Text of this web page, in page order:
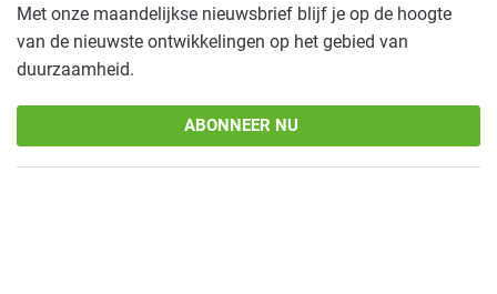
Met onze maandelijkse nieuwsbrief blijf je op de hoogte
van de nieuwste ontwikkelingen op het gebied van
duurzaamheid.
ABONNEER NU